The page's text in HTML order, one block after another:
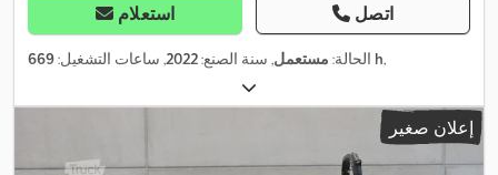
استعلام اتصل
الحالة: مستعمل, سنة الصنع:2022, ساعات التشغيل: 669 h,
إعلان صغير